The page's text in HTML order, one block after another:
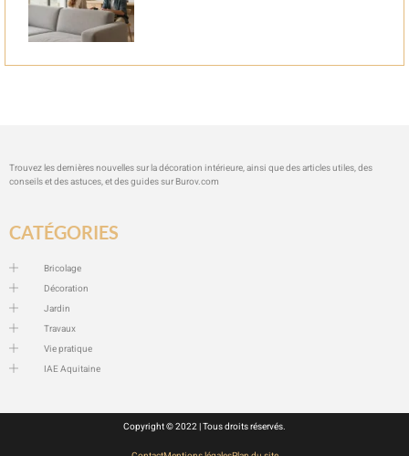
Trouvez les dernières nouvelles sur la décoration intérieure, ainsi que des articles utiles, des
conseils et des astuces, et des guides sur Burov.com
CATÉGORIES
Bricolage
Décoration
Jardin
Travaux
Vie pratique
IAE Aquitaine
Copyright © 2022 | Tous droits réservés.